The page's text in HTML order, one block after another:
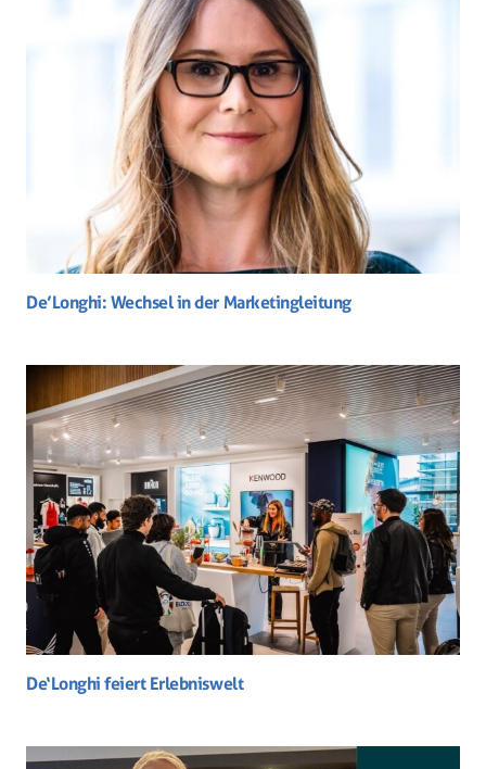
De’Longhi: Wechsel in der Marketingleitung
De‘Longhi feiert Erlebniswelt